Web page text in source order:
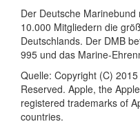
Der Deutsche
10.000 Mitgliedern die
Deutschlands. Der DMB
995 und das Marine-
Quelle: Copyright (C)
Reserved. Apple, the
registered trademarks of
countries.